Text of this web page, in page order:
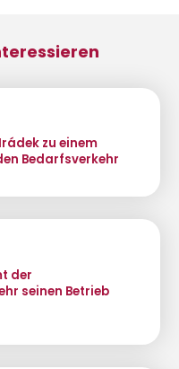
zu einem
Bedarfsverkehr
der
seinen Betrieb